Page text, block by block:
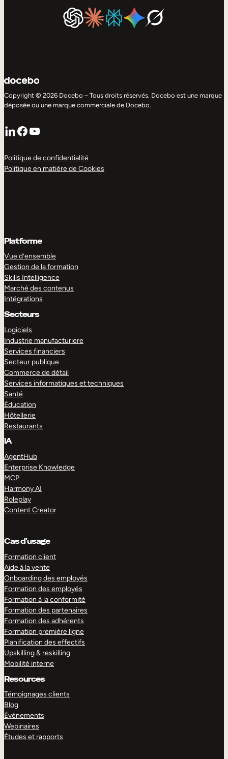
Copyright © 2026 Docebo – Tous droits réservés. Docebo est une marque
déposée ou une marque commerciale de Docebo.
LinkedIn
Facebook
YouTube
Politique de confidentialité
Politique en matière de Cookies
Platforme
Vue d’ensemble
Gestion de la formation
Skills Intelligence
Marché des contenus
Intégrations
Secteurs
Logiciels
Industrie manufacturiere
Services financiers
Secteur publique
Commerce de détail
Services informatiques et techniques
Santé
Éducation
Hôtellerie
Restaurants
IA
AgentHub
Enterprise Knowledge
MCP
Harmony AI
Roleplay
Content Creator
Cas d’usage
Formation client
Aide à la vente
Onboarding des employés
Formation des employés
Formation à la conformité
Formation des partenaires
Formation des adhérents
Formation première ligne
Planification des effectifs
Upskilling & reskilling
Mobilité interne
Resources
Témoignages clients
Blog
Événements
Webinaires
Études et rapports